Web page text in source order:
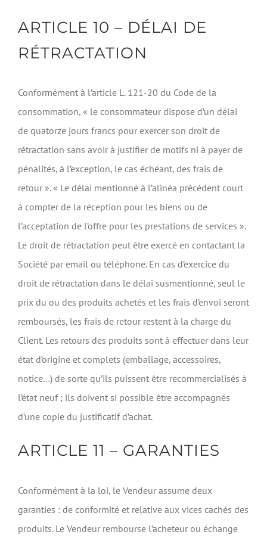
ARTICLE 10 – DÉLAI DE
RÉTRACTATION
Conformément à l’article L. 121-20 du Code de la
consommation, « le consommateur dispose d’un délai
de quatorze jours francs pour exercer son droit de
rétractation sans avoir à justifier de motifs ni à payer de
pénalités, à l’exception, le cas échéant, des frais de
retour ». « Le délai mentionné à l’alinéa précédent court
à compter de la réception pour les biens ou de
l’acceptation de l’offre pour les prestations de services ».
Le droit de rétractation peut être exercé en contactant la
Société par email ou téléphone. En cas d’exercice du
droit de rétractation dans le délai susmentionné, seul le
prix du ou des produits achetés et les frais d’envoi seront
remboursés, les frais de retour restent à la charge du
Client. Les retours des produits sont à effectuer dans leur
état d’origine et complets (emballage, accessoires,
notice…) de sorte qu’ils puissent être recommercialisés à
l’état neuf ; ils doivent si possible être accompagnés
d’une copie du justificatif d’achat.
ARTICLE 11 – GARANTIES
Conformément à la loi, le Vendeur assume deux
garanties : de conformité et relative aux vices cachés des
produits. Le Vendeur rembourse l’acheteur ou échange